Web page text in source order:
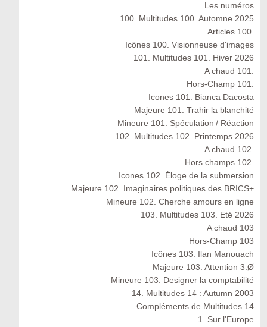
Les numéros
100. Multitudes 100. Automne 2025
Articles 100.
Icônes 100. Visionneuse d'images
101. Multitudes 101. Hiver 2026
A chaud 101.
Hors-Champ 101.
Icones 101. Bianca Dacosta
Majeure 101. Trahir la blanchité
Mineure 101. Spéculation / Réaction
102. Multitudes 102. Printemps 2026
A chaud 102.
Hors champs 102.
Icones 102. Éloge de la submersion
Majeure 102. Imaginaires politiques des BRICS+
Mineure 102. Cherche amours en ligne
103. Multitudes 103. Eté 2026
A chaud 103
Hors-Champ 103
Icônes 103. Ilan Manouach
Majeure 103. Attention 3.Ø
Mineure 103. Designer la comptabilité
14. Multitudes 14 : Autumn 2003
Compléments de Multitudes 14
1. Sur l'Europe